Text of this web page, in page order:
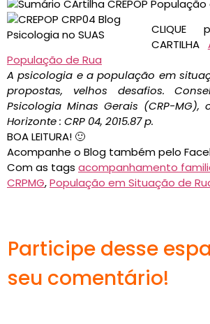
CLIQUE
CARTILHA
População de Rua
A psicologia e a população em
propostas, velhos desafios.
Psicologia Minas Gerais (CRP-MG),
Horizonte : CRP 04, 2015.87 p.
BOA LEITURA! 🙂
Acompanhe o Blog também pelo
Com as tags acompanhamento
CRPMG,População em Situação de
Participe desse
seu comentário!